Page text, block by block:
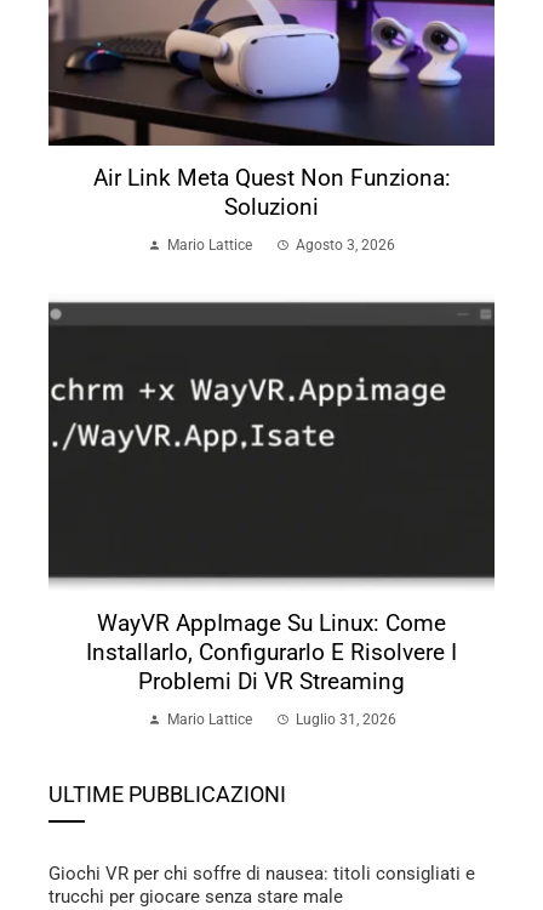
Air Link Meta Quest Non Funziona:
Soluzioni
Mario Lattice Agosto 3, 2026
WayVR AppImage Su Linux: Come
Installarlo, Configurarlo E Risolvere I
Problemi Di VR Streaming
Mario Lattice Luglio 31, 2026
ULTIME PUBBLICAZIONI
Giochi VR per chi soffre di nausea: titoli consigliati e
trucchi per giocare senza stare male